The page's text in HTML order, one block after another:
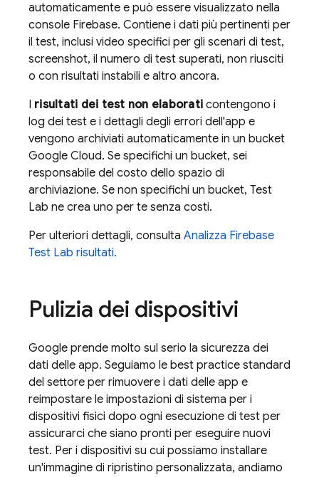
automaticamente e può essere visualizzato nella
console Firebase. Contiene i dati più pertinenti per
il test, inclusi video specifici per gli scenari di test,
screenshot, il numero di test superati, non riusciti
o con risultati instabili e altro ancora.
I risultati dei test non elaborati contengono i
log dei test e i dettagli degli errori dell'app e
vengono archiviati automaticamente in un bucket
Google Cloud. Se specifichi un bucket, sei
responsabile del costo dello spazio di
archiviazione. Se non specifichi un bucket, Test
Lab ne crea uno per te senza costi.
Per ulteriori dettagli, consulta Analizza Firebase
Test Lab risultati.
Pulizia dei dispositivi
Google prende molto sul serio la sicurezza dei
dati delle app. Seguiamo le best practice standard
del settore per rimuovere i dati delle app e
reimpostare le impostazioni di sistema per i
dispositivi fisici dopo ogni esecuzione di test per
assicurarci che siano pronti per eseguire nuovi
test. Per i dispositivi su cui possiamo installare
un'immagine di ripristino personalizzata, andiamo